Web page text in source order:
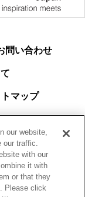
問い合わせ
マップ
イド
our website,
our traffic.
with our
it with
or that they
Please click